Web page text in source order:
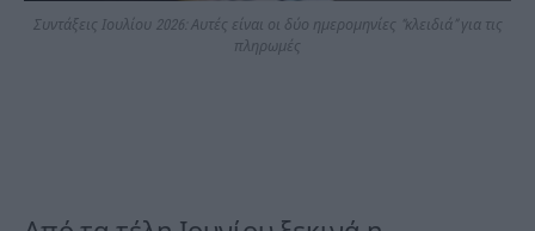
Συντάξεις Ιουλίου 2026: Αυτές είναι οι δύο ημερομηνίες “κλειδιά” για τις
πληρωμές